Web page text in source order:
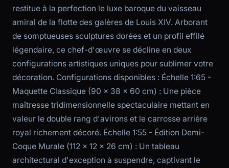
restitue à la perfection le luxe baroque du vaisseau
amiral de la flotte des galères de Louis XIV. Arborant
de somptueuses sculptures dorées et un profil effilé
légendaire, ce chef-d'œuvre se décline en deux
configurations artistiques uniques pour sublimer votre
décoration. Configurations disponibles : Échelle 1:65 -
Maquette Classique (90 x 38 x 60 cm) : Une pièce
maîtresse tridimensionnelle spectaculaire mettant en
valeur le double rang d'avirons et le carrosse arrière
royal richement décoré. Échelle 1:55 - Édition Demi-
Coque Murale (112 x 12 x 26 cm) : Un tableau
architectural d'exception à suspendre, captivant le